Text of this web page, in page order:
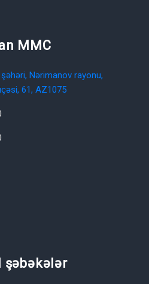
MMC
Nərimanov rayonu,
61, AZ1075
şəbəkələr